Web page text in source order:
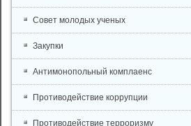
Совет молодых ученых
Закупки
Антимонопольный комплаенс
Противодействие коррупции
Противодействие терроризму